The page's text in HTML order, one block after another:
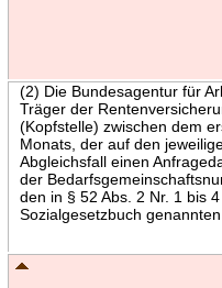
(2) Die Bundesagentur für
Träger der
(Kopfstelle) zwischen dem
Monats, der auf den
Abgleichsfall einen
der
den in § 52 Abs. 2 Nr. 1 bis
Sozialgesetzbuch genannten